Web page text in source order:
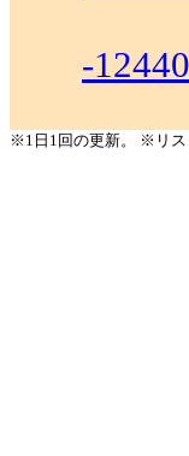
-
※1日1回の更新。 ※リス